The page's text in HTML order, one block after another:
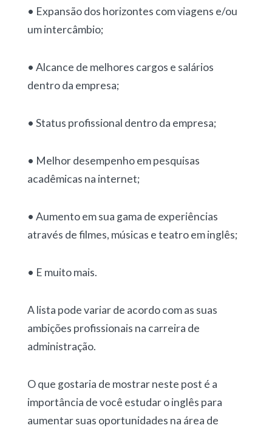
• Expansão dos horizontes com viagens e/ou
um intercâmbio;
• Alcance de melhores cargos e salários
dentro da empresa;
• Status profissional dentro da empresa;
• Melhor desempenho em pesquisas
acadêmicas na internet;
• Aumento em sua gama de experiências
através de filmes, músicas e teatro em inglês;
• E muito mais.
A lista pode variar de acordo com as suas
ambições profissionais na carreira de
administração.
O que gostaria de mostrar neste post é a
importância de você estudar o inglês para
aumentar suas oportunidades na área de